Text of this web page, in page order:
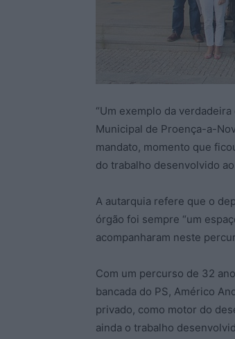
“Um exemplo da
Municipal de Proença-a-
mandato, momento que
do trabalho desenvolvido
A autarquia refere que o
órgão foi sempre “um
acompanharam neste
Com um percurso de 32
bancada do PS, Américo
privado, como motor do
ainda o trabalho